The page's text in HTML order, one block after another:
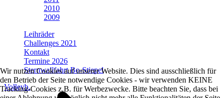
2010
2009
Leihräder
Challenges 2021
Kontakt
Termine 2026
Sternwallfahrt Bo-Stiepel
Volleyb.
Wir nutzen Cookies auf unserer Website. Dies sind ausschließlich für
den Betrieb der Seite notwendige Cookies - wir verwenden KEINE
Tracking-Cookies z.B. für Werbezwecke. Bitte beachten Sie, dass bei